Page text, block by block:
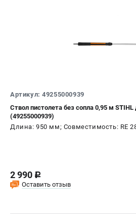
Артикул: 49255000939
Ствол пистолета без сопла 0,95 м STIHL
(49255000939)
Длина: 950 мм; Совместимость: RE
2 990 c
Оставить отзыв